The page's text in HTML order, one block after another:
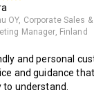
First, President, United
with. He's really
in helping
set up and we